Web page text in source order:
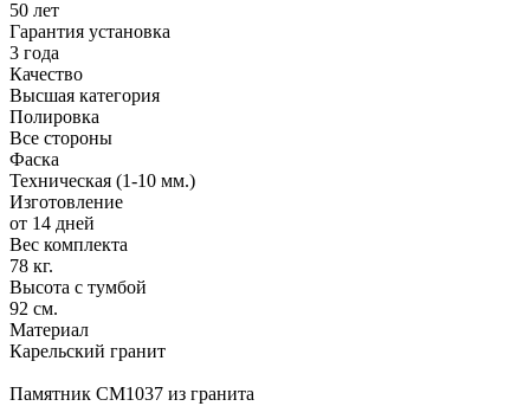
50 лет
Гарантия установка
3 года
Качество
Высшая категория
Полировка
Все стороны
Фаска
Техническая (1-10 мм.)
Изготовление
от 14 дней
Вес комплекта
78 кг.
Высота с тумбой
92 см.
Материал
Карельский гранит
Памятник CM1037 из гранита